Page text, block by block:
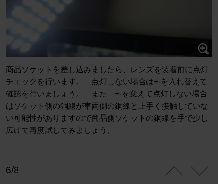
商品ソケットを差し込みましたら、レンズを装着前に点灯
チェックを行います。 点灯しない場合は+-を入れ替えて
確認を行いましょう。 また、+-を変えて点灯しない場合
はソケット側の銅線が車両側の銅線と上手く接触していな
い可能性がありますので商品側ソケットの銅線を手で少し
広げて再度試してみましょう。
6/8